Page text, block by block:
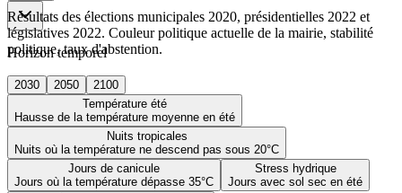
Horizon temporel
2030 2050
2100
Température été
Hausse de la température moyenne en été
Nuits tropicales
Nuits où la température ne descend pas sous 20°C
Jours de canicule
Jours où la température dépasse 35°C
Stress hydrique
Jours avec sol sec en été
Résultats des élections municipales 2020, présidentielles 2022 et
législatives 2022. Couleur politique actuelle de la mairie, stabilité
politique, taux d'abstention.